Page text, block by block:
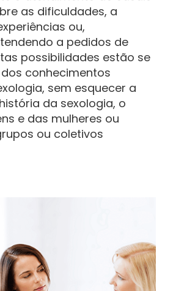
as dificuldades, a
ou,
a pedidos de
possibilidades estão se
conhecimentos
sem esquecer a
da sexologia, o
e das mulheres ou
ou coletivos